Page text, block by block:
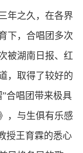
年之久，在各界
下，合唱团多次
被湖南日报、红
，取得了较好的
合唱团带来极具
，与生俱有乐感
授王育霖的悉心